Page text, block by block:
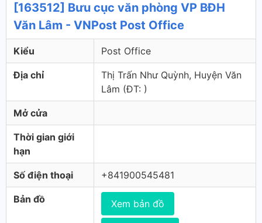
[163512] Bưu cục văn phòng VP BĐH
Văn Lâm - VNPost Post Office
Kiểu Post Office
Địa chỉ
Thị Trấn Như Quỳnh, Huyện Văn
Lâm (ÐT: )
Mở cửa
Thời gian giới
hạn
Số điện thoại +841900545481
Bản đồ Xem bản đồ